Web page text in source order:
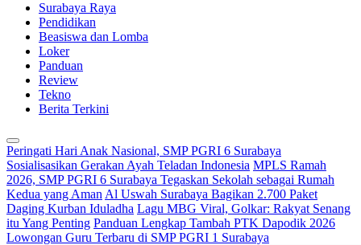
Surabaya Raya
Pendidikan
Beasiswa dan Lomba
Loker
Panduan
Review
Tekno
Berita Terkini
Peringati Hari Anak Nasional, SMP PGRI 6 Surabaya
Sosialisasikan Gerakan Ayah Teladan Indonesia MPLS Ramah
2026, SMP PGRI 6 Surabaya Tegaskan Sekolah sebagai Rumah
Kedua yang Aman Al Uswah Surabaya Bagikan 2.700 Paket
Daging Kurban Iduladha Lagu MBG Viral, Golkar: Rakyat Senang
itu Yang Penting Panduan Lengkap Tambah PTK Dapodik 2026
Lowongan Guru Terbaru di SMP PGRI 1 Surabaya